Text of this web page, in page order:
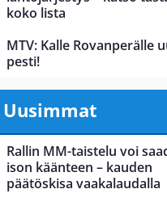
koko lista
MTV: Kalle Rovanperälle
pesti!
Uusimmat
Rallin MM-taistelu voi
ison käänteen – kauden
päätöskisa vaakalaudalla